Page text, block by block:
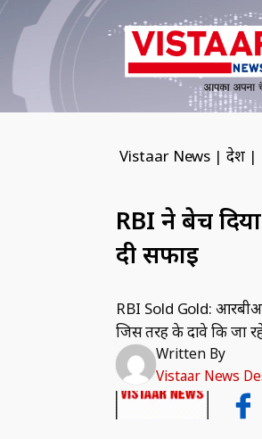
Vistaar News | देश |
RBI ने बेच
दी सफाई
RBI Sold Gold:
जिस तरह के दावे कि जा
Written By
Vistaar News